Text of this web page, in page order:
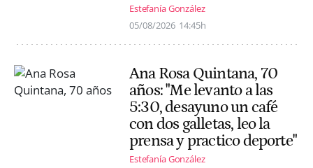
Estefanía González
05/08/2026 14:45h
Ana Rosa Quintana, 70
años: "Me levanto a las
5:30, desayuno un café
con dos galletas, leo la
prensa y practico deporte"
Estefanía González